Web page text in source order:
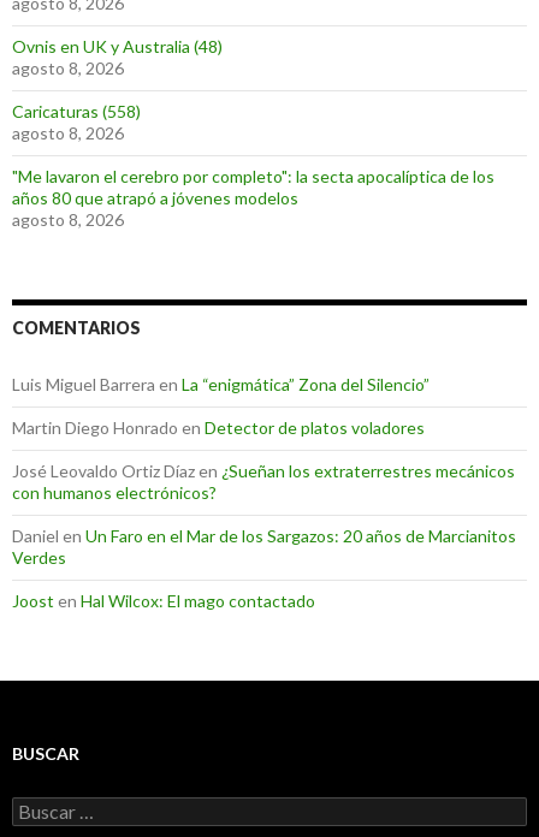
Ovnis en UK y Australia (48)
agosto 8, 2026
Caricaturas (558)
agosto 8, 2026
"Me lavaron el cerebro por completo": la secta apocalíptica de los
años 80 que atrapó a jóvenes modelos
agosto 8, 2026
COMENTARIOS
Luis Miguel Barrera en La “enigmática” Zona del Silencio”
Martin Diego Honrado en Detector de platos voladores
José Leovaldo Ortiz Díazen ¿Sueñan los extraterrestres mecánicos
con humanos electrónicos?
Daniel en Un Faro en el Mar de los Sargazos: 20 años de Marcianitos
Verdes
Joost en Hal Wilcox: El mago contactado
BUSCAR
Buscar: